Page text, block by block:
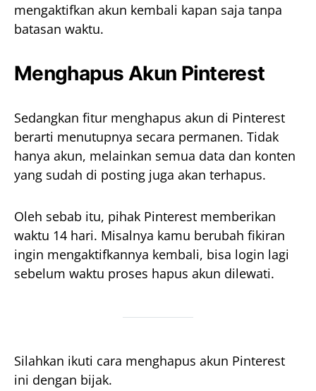
mengaktifkan akun kembali kapan saja tanpa
batasan waktu.
Menghapus Akun Pinterest
Sedangkan fitur menghapus akun di Pinterest
berarti menutupnya secara permanen. Tidak
hanya akun, melainkan semua data dan konten
yang sudah di posting juga akan terhapus.
Oleh sebab itu, pihak Pinterest memberikan
waktu 14 hari. Misalnya kamu berubah fikiran
ingin mengaktifkannya kembali, bisa login lagi
sebelum waktu proses hapus akun dilewati.
Silahkan ikuti cara menghapus akun Pinterest
ini dengan bijak.